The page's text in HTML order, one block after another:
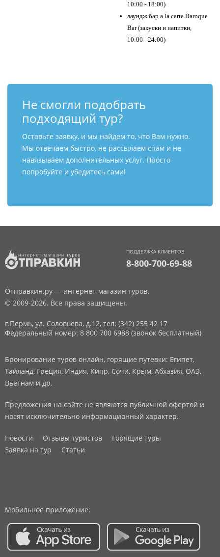
10:00 - 18:00)
лаундж бар a la carte Baroque
Bar (закуски и напитки,
10:00 - 24:00)
Не смогли подобрать
подходящий тур?
Оставьте заявку, и мы найдем то, что Вам нужно.
Мы отвечаем быстро, не рассылаем спам и не
навязываем дополнительных услуг. Просто
попробуйте и убедитесь сами!
ПОДДЕРЖКА КЛИЕНТОВ
8-800-700-69-88
Отправкин.ру — интернет-магазин туров.
© 2009-2026. Все права защищены.
г.Пермь, ул. Соловьева, д.12, тел: (342) 255 42 17
Федеральный номер: 8 800 700 6988 (звонок бесплатный)
Бронирование туров онлайн, горящие путевки: Египет,
Тайланд, Греция, Индия, Кипр, Сочи, Крым, Абхазия, ОАЭ,
Вьетнам и др.
Предложения на сайте не являются публичной офертой и
носят исключительно информационный характер.
Новости Отзывы туристов
Горящие туры
Заявка на тур
Статьи
Мобильное приложение: